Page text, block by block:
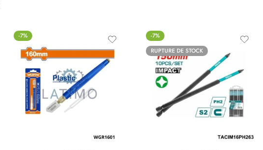
-7%
-7%
RUPTURE DE STOCK